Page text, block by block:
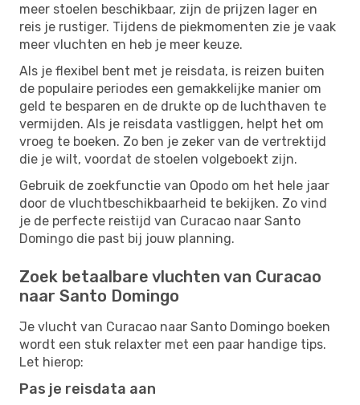
meer stoelen beschikbaar, zijn de prijzen lager en
reis je rustiger. Tijdens de piekmomenten zie je vaak
meer vluchten en heb je meer keuze.
Als je flexibel bent met je reisdata, is reizen buiten
de populaire periodes een gemakkelijke manier om
geld te besparen en de drukte op de luchthaven te
vermijden. Als je reisdata vastliggen, helpt het om
vroeg te boeken. Zo ben je zeker van de vertrektijd
die je wilt, voordat de stoelen volgeboekt zijn.
Gebruik de zoekfunctie van Opodo om het hele jaar
door de vluchtbeschikbaarheid te bekijken. Zo vind
je de perfecte reistijd van Curacao naar Santo
Domingo die past bij jouw planning.
Zoek betaalbare vluchten van Curacao
naar Santo Domingo
Je vlucht van Curacao naar Santo Domingo boeken
wordt een stuk relaxter met een paar handige tips.
Let hierop:
Pas je reisdata aan